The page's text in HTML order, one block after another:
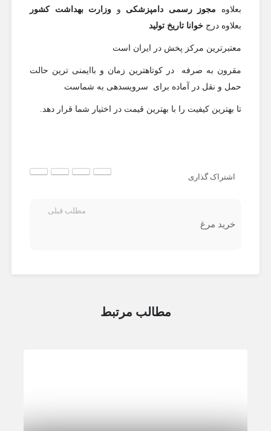
بعلاوه مجوز رسمی دامپزشکی و وزارت بهداشت کشور
بعلاوه درجخوانا تاریخ تولید
معتبرترین مرکز پخش در ایران است
مقرون به صرفه در کوتاهترین زمان و باایمنی ترین حالت
حمل و نقل در آماده برای سرویسدهی به شماست
تا بهترین کیفیت را با بهترین قیمت در اختیار شما قرار دهد.
اشتراک گذاری
مطلب قبلی
خرید مرغ
مطالب مرتبط